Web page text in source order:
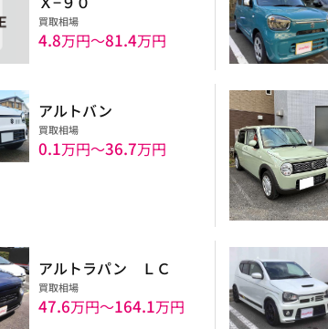
買取相場
4.8万円〜81.4万円
アルトバン
買取相場
0.1万円〜36.7万円
アルトラパン ＬＣ
買取相場
47.6万円〜164.1万円